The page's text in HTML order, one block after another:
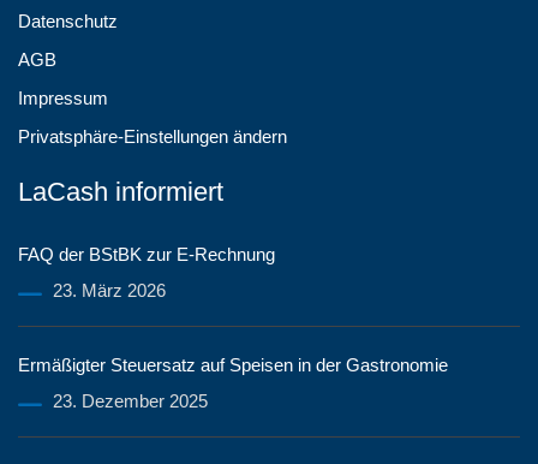
Datenschutz
AGB
Impressum
Privatsphäre-Einstellungen ändern
LaCash informiert
FAQ der BStBK zur E-Rechnung
23. März 2026
Ermäßigter Steuersatz auf Speisen in der Gastronomie
23. Dezember 2025